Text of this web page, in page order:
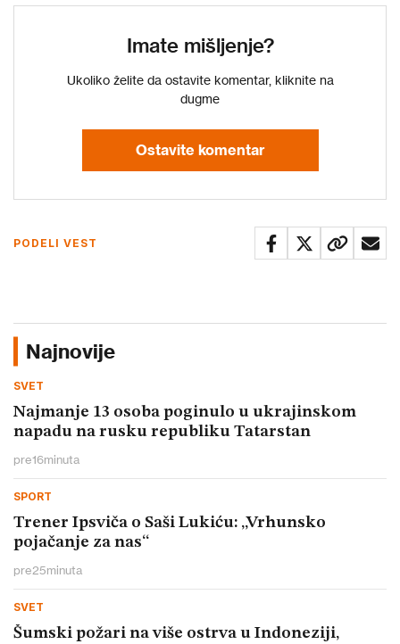
Imate mišljenje?
Ukoliko želite da ostavite komentar, kliknite na
dugme
Ostavite komentar
PODELI VEST
Najnovije
SVET
Najmanje 13 osoba poginulo u ukrajinskom
napadu na rusku republiku Tatarstan
pre16minuta
SPORT
Trener Ipsviča o Saši Lukiću: „Vrhunsko
pojačanje za nas“
pre25minuta
SVET
Šumski požari na više ostrva u Indoneziji,